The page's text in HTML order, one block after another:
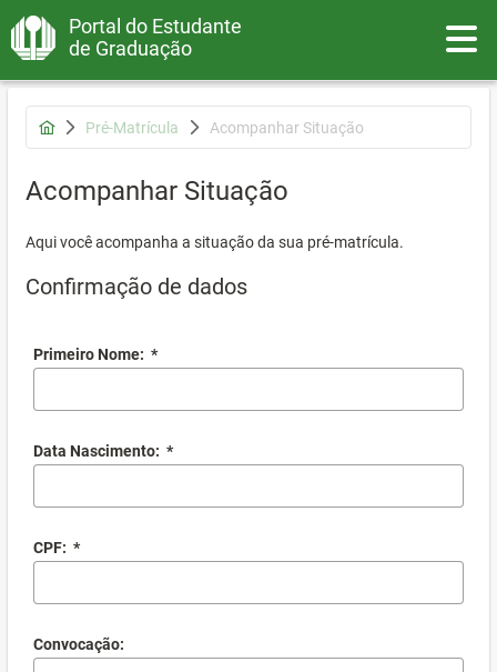
Portal do Estudante
de Graduação
Pré-Matrícula Acompanhar Situação
Acompanhar Situação
Aqui você acompanha a situação da sua pré-matrícula.
Confirmação de dados
Primeiro Nome: *
Data Nascimento: *
CPF: *
Convocação: